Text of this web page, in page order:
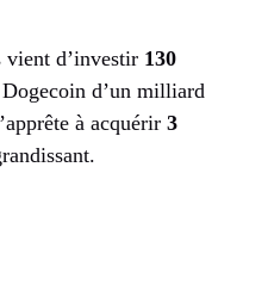
vient d’investir 130
d’un milliard
à acquérir 3